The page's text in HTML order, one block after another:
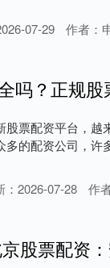
07-29
作者：
吗？正规
股票配资平台，
的配资公司，许
：2026-07-28
作
股票配资